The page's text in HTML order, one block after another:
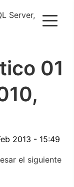
Server,
01
2013 - 15:49
el siguiente